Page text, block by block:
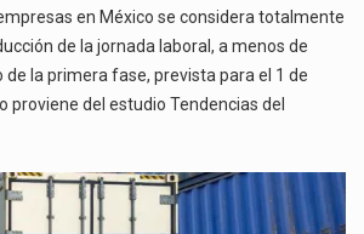
en México se considera totalmente
de la jornada laboral, a menos de
de la primera fase, prevista para el 1 de
proviene del estudio Tendencias del